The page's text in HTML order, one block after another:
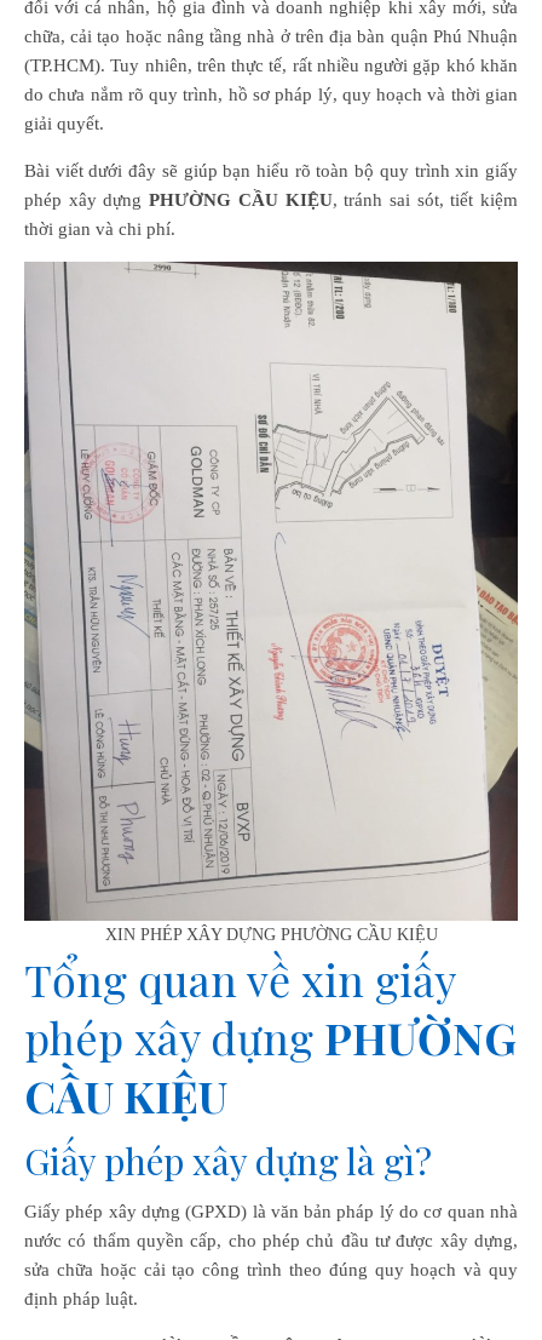
đối với cá nhân, hộ gia đình và doanh nghiệp khi xây mới, sửa
chữa, cải tạo hoặc nâng tầng nhà ở trên địa bàn quận Phú Nhuận
(TP.HCM). Tuy nhiên, trên thực tế, rất nhiều người gặp khó khăn
do chưa nắm rõ quy trình, hồ sơ pháp lý, quy hoạch và thời gian
giải quyết.
Bài viết dưới đây sẽ giúp bạn hiểu rõ toàn bộ quy trình xin giấy
phép xây dựngPHƯỜNG CẦU KIỆU, tránh sai sót, tiết kiệm
thời gian và chi phí.
XIN PHÉP XÂY DỰNG PHƯỜNG CẦU KIỆU
Tổng quan về xin giấy
phép xây dựng PHƯỜNG
CẦU KIỆU
Giấy phép xây dựng là gì?
Giấy phép xây dựng (GPXD) là văn bản pháp lý do cơ quan nhà
nước có thẩm quyền cấp, cho phép chủ đầu tư được xây dựng,
sửa chữa hoặc cải tạo công trình theo đúng quy hoạch và quy
định pháp luật.